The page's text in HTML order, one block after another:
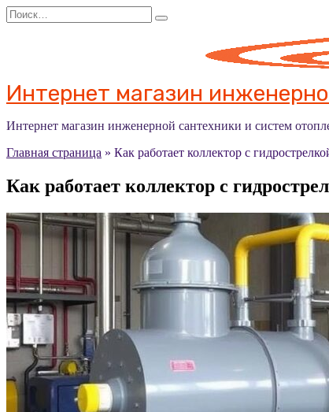
Перейти
к
Search
for:
Интернет магазин
Интернет магазин инженерной сантехники и систем
Главная страница » Как работает коллектор с
Как работает коллектор с